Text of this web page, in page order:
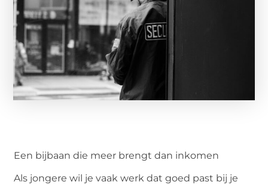
Een bijbaan die meer brengt dan inkomen
Als jongere wil je vaak werk dat goed past bij je